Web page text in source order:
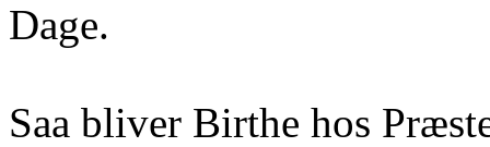
Dage.
Saa bliver Birthe hos